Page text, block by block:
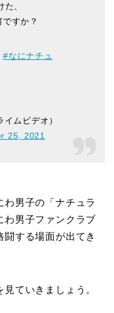
た、
すか？
#なにナチュ
ムビデオ）
25, 2021
わ男子の「ナチュラ
わ男子ファンクラブ
する場面が出てき
ていきましょう。